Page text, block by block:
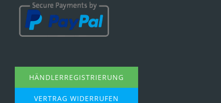
HÄNDLERREGISTRIERUNG
VERTRAG WIDERRUFEN